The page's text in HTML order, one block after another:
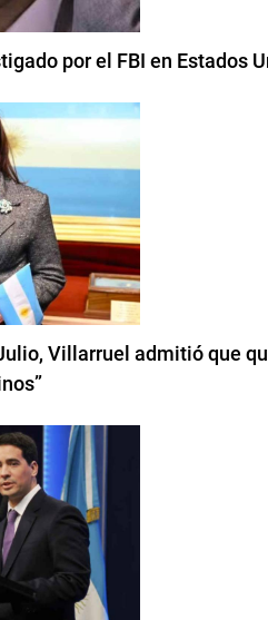
por el FBI en Estados
Villarruel admitió que